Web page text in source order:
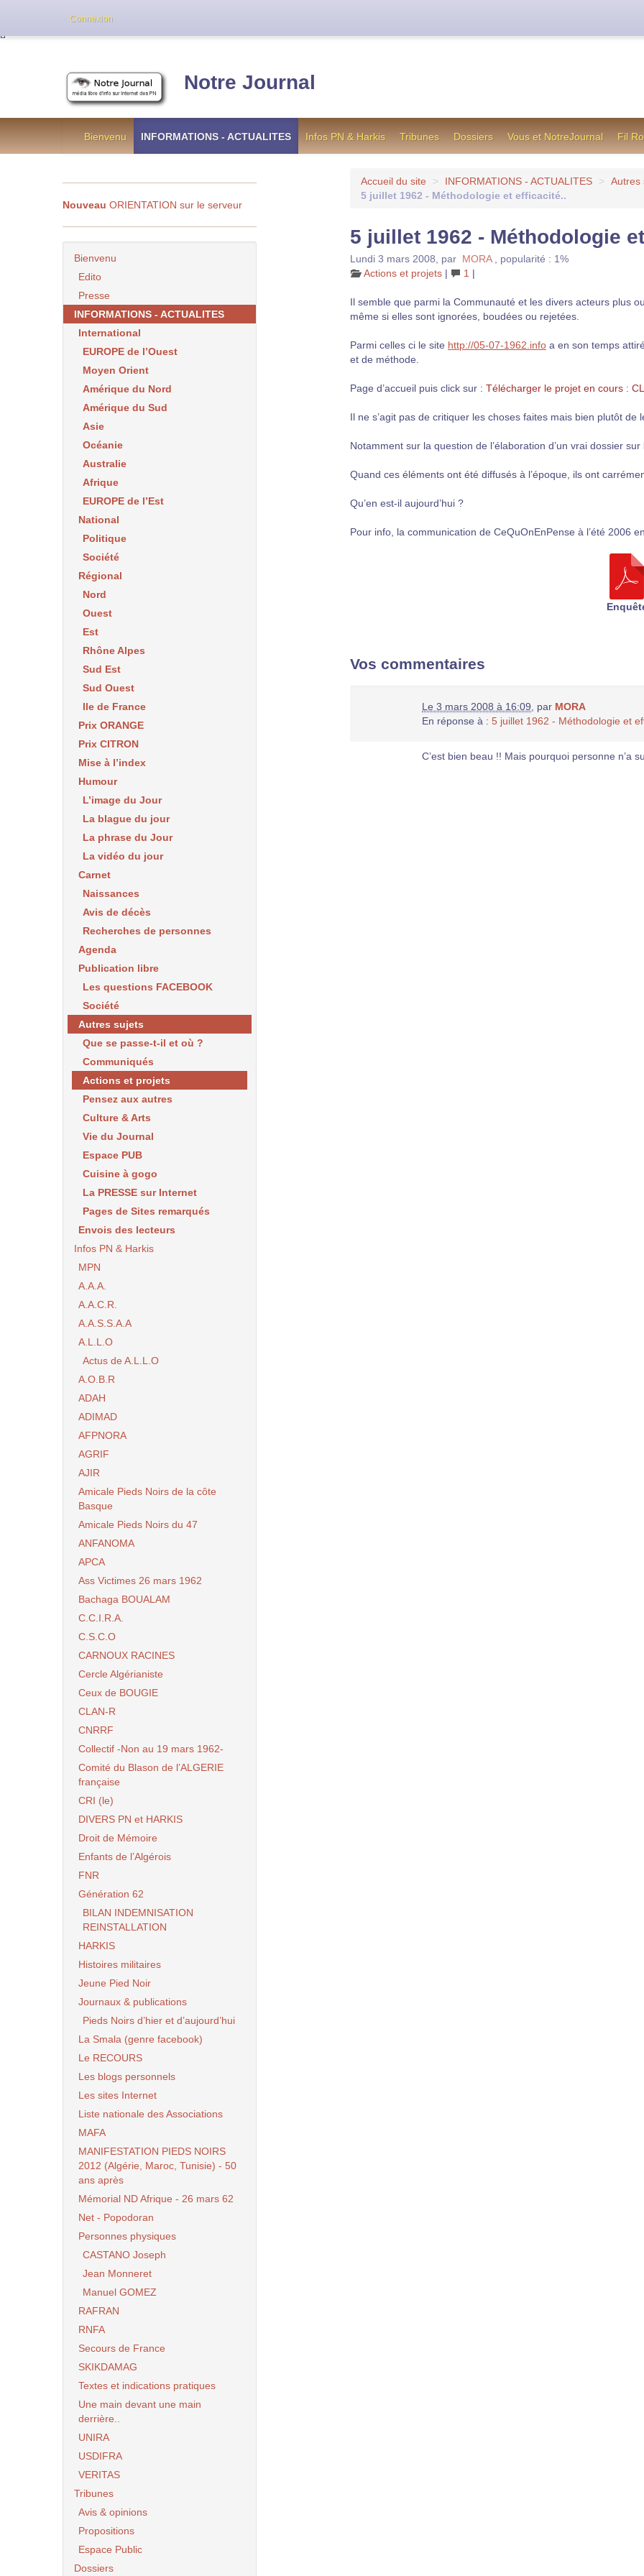
Notre Journal
Bienvenu INFORMATIONS - ACTUALITES Infos PN & Harkis Tribunes Dossiers Vous et NotreJournal Fil
Accueil du site > INFORMATIONS - ACTUALITES > Autres
5 juillet 1962 - Méthodologie et efficacité..
5 juillet 1962 - Méthodologie
Lundi 3 mars 2008 par MORA
popularité : 1%
Actions et projets | 1 |
Il semble que parmi la Communauté et les divers acteurs plus
même si elles sont ignorées, boudées ou rejetées.
Parmi celles ci le site http://05-07-1962.info a en son temps
et de méthode.
Page d’accueil puis click sur : Télécharger le projet en cours :
Il ne s’agit pas de critiquer les choses faites mais bien plutôt de
Notamment sur la question de l’élaboration d’un vrai dossier sur
Quand ces éléments ont été diffusés à l’époque, ils ont
Qu’en est-il aujourd’hui ?
Pour info, la communication de CeQuOnEnPense à l’été 2006
Vos commentaires
Le 3 mars 2008 à 16:09 par MORA
En réponse à : 5 juillet 1962 - Méthodologie et
C’est bien beau !! Mais pourquoi personne n’a
Nouveau ORIENTATION sur le serveur
Bienvenu
Edito
Presse
INFORMATIONS - ACTUALITES
International
EUROPE de l’Ouest
Moyen Orient
Amérique du Nord
Amérique du Sud
Asie
Océanie
Australie
Afrique
EUROPE de l’Est
National
Politique
Société
Régional
Nord
Ouest
Est
Rhône Alpes
Sud Est
Sud Ouest
Ile de France
Prix ORANGE
Prix CITRON
Mise à l’index
Humour
L’image du Jour
La blague du jour
La phrase du Jour
La vidéo du jour
Carnet
Naissances
Avis de décès
Recherches de personnes
Agenda
Publication libre
Les questions FACEBOOK
Société
Autres sujets
Que se passe-t-il et où ?
Communiqués
Actions et projets
Pensez aux autres
Culture & Arts
Vie du Journal
Espace PUB
Cuisine à gogo
La PRESSE sur Internet
Pages de Sites remarqués
Envois des lecteurs
Infos PN & Harkis
MPN
A.A.A.
A.A.C.R.
A.A.S.S.A.A
A.L.L.O
Actus de A.L.L.O
A.O.B.R
ADAH
ADIMAD
AFPNORA
AGRIF
AJIR
Amicale Pieds Noirs de la côte
Basque
Amicale Pieds Noirs du 47
ANFANOMA
APCA
Ass Victimes 26 mars 1962
Bachaga BOUALAM
C.C.I.R.A.
C.S.C.O
CARNOUX RACINES
Cercle Algérianiste
Ceux de BOUGIE
CLAN-R
CNRRF
Collectif -Non au 19 mars 1962-
Comité du Blason de l’ALGERIE
française
CRI (le)
DIVERS PN et HARKIS
Droit de Mémoire
Enfants de l’Algérois
FNR
Génération 62
BILAN INDEMNISATION
REINSTALLATION
HARKIS
Histoires militaires
Jeune Pied Noir
Journaux & publications
Pieds Noirs d’hier et d’aujourd’hui
La Smala (genre facebook)
Le RECOURS
Les blogs personnels
Les sites Internet
Liste nationale des Associations
MAFA
MANIFESTATION PIEDS NOIRS
2012 (Algérie, Maroc, Tunisie) - 50
ans après
Mémorial ND Afrique - 26 mars 62
Net - Popodoran
Personnes physiques
CASTANO Joseph
Jean Monneret
Manuel GOMEZ
RAFRAN
RNFA
Secours de France
SKIKDAMAG
Textes et indications pratiques
Une main devant une main
derrière..
UNIRA
USDIFRA
VERITAS
Tribunes
Avis & opinions
Propositions
Espace Public
Dossiers
Connexion
Cette version de NotreJournal représente l’ancienne formule utilisée jusqu’en octobre 2012, en cas de